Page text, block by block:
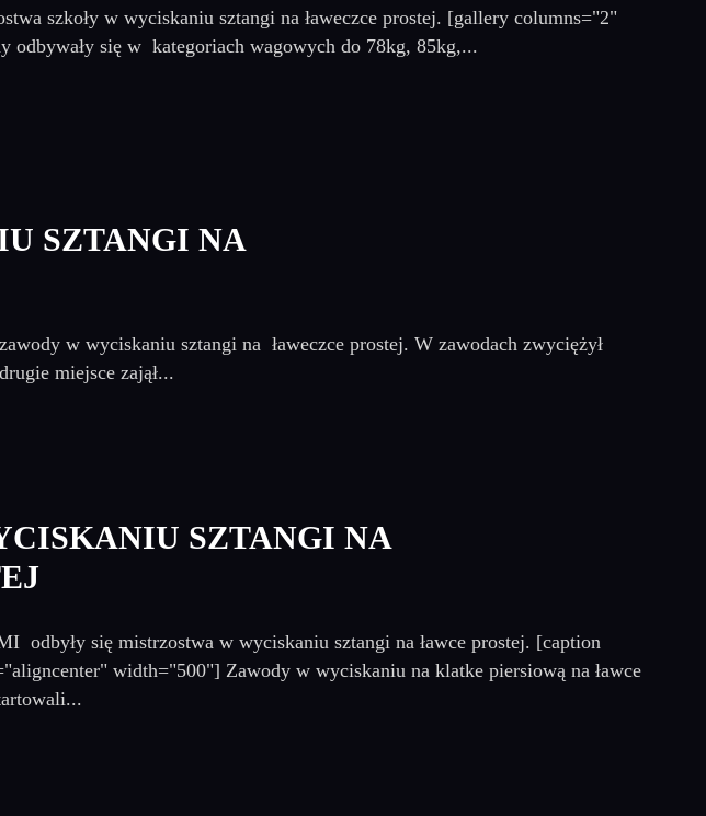
szkoły w wyciskaniu sztangi na ławeczce prostej. [gallery columns="2"
się w kategoriach wagowych do 78kg, 85kg,...
SZTANGI NA
w wyciskaniu sztangi na ławeczce prostej. W zawodach zwyciężył
miejsce zajął...
SZTANGI NA
odbyły się mistrzostwa w wyciskaniu sztangi na ławce prostej. [caption
width="500"] Zawody w wyciskaniu na klatke piersiową na ławce